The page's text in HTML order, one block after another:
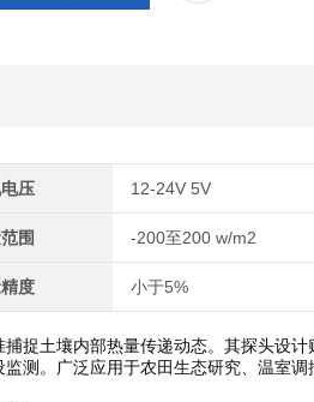
压 12-24V 5V
围 -200至200 w/m2
度 小于5%
捉土壤内部热量传递动态。其探头设
测。广泛应用于农田生态研究、温室调